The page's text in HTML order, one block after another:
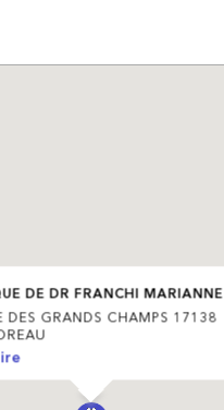
DE DR FRANCHI MARIANNE
DES GRANDS CHAMPS 17138